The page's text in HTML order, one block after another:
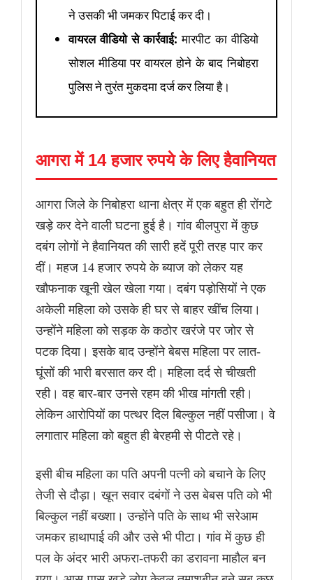
ने उसकी भी जमकर पिटाई कर दी।
वायरल वीडियो से कार्रवाई: मारपीट का वीडियो
सोशल मीडिया पर वायरल होने के बाद निबोहरा
पुलिस ने तुरंत मुकदमा दर्ज कर लिया है।
आगरा में 14 हजार रुपये के लिए हैवानियत
आगरा जिले के निबोहरा थाना क्षेत्र में एक बहुत ही रोंगटे
खड़े कर देने वाली घटना हुई है। गांव बीलपुरा में कुछ
दबंग लोगों ने हैवानियत की सारी हदें पूरी तरह पार कर
दीं। महज 14 हजार रुपये के ब्याज को लेकर यह
खौफनाक खूनी खेल खेला गया। दबंग पड़ोसियों ने एक
अकेली महिला को उसके ही घर से बाहर खींच लिया।
उन्होंने महिला को सड़क के कठोर खरंजे पर जोर से
पटक दिया। इसके बाद उन्होंने बेबस महिला पर लात-
घूंसों की भारी बरसात कर दी। महिला दर्द से चीखती
रही। वह बार-बार उनसे रहम की भीख मांगती रही।
लेकिन आरोपियों का पत्थर दिल बिल्कुल नहीं पसीजा। वे
लगातार महिला को बहुत ही बेरहमी से पीटते रहे।
इसी बीच महिला का पति अपनी पत्नी को बचाने के लिए
तेजी से दौड़ा। खून सवार दबंगों ने उस बेबस पति को भी
बिल्कुल नहीं बख्शा। उन्होंने पति के साथ भी सरेआम
जमकर हाथापाई की और उसे भी पीटा। गांव में कुछ ही
पल के अंदर भारी अफरा-तफरी का डरावना माहौल बन